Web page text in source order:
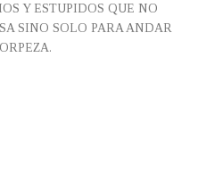
Y ESTUPIDOS QUE NO
SINO SOLO PARA ANDAR